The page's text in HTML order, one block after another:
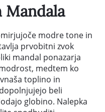
Mandala
modre tone in
prvobitni zvok
mandal ponazarja
medtem ko
toplino in
beli
globino. Nalepka